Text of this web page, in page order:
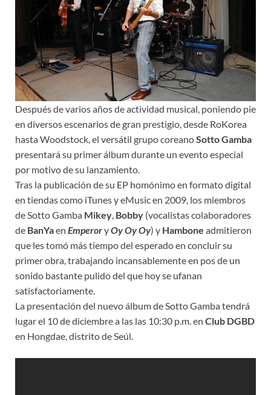
Después de varios años de actividad musical, poniendo pie
en diversos escenarios de gran prestigio, desde RoKorea
hasta Woodstock, el versátil grupo coreanoSotto Gamba
presentará su primer álbum durante un evento especial
por motivo de su lanzamiento.
Tras la publicación de su EP homónimo en formato digital
en tiendas como iTunes y eMusic en 2009, los miembros
de Sotto Gamba Mikey Bobby (vocalistas colaboradores
de BanYaen EmperoryOy Oy Oy) y Hambone admitieron
que les tomó más tiempo del esperado en concluir su
primer obra, trabajando incansablemente en pos de un
sonido bastante pulido del que hoy se ufanan
satisfactoriamente.
La presentación del nuevo álbum de Sotto Gamba tendrá
lugar el 10 de diciembre a las las 10:30 p.m. en Club DGBD
en Hongdae, distrito de Seúl.